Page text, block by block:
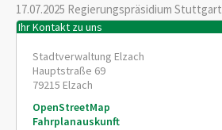
17.07.2025 Regierungspräsidium Stuttgart
Ihr Kontakt zu uns
Stadtverwaltung Elzach
Hauptstraße 69
79215 Elzach
OpenStreetMap
Fahrplanauskunft